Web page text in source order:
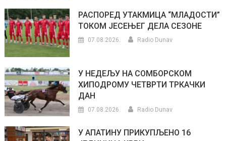
РАСПОРЕД УТАКМИЦА “МЛАДОСТИ”
ТОКОМ ЈЕСЕЊЕГ ДЕЛА СЕЗОНЕ
07.08.2026. Radio Dunav
У НЕДЕЉУ НА СОМБОРСКОМ
ХИПОДРОМУ ЧЕТВРТИ ТРКАЧКИ
ДАН
07.08.2026. Radio Dunav
У АПАТИНУ ПРИКУПЉЕНО 16